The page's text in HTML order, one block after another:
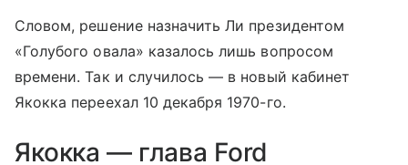
Словом, решение назначить Ли президентом
«Голубого овала» казалось лишь вопросом
времени. Так и случилось — в новый кабинет
Якокка переехал 10 декабря 1970-го.
Якокка — глава Ford